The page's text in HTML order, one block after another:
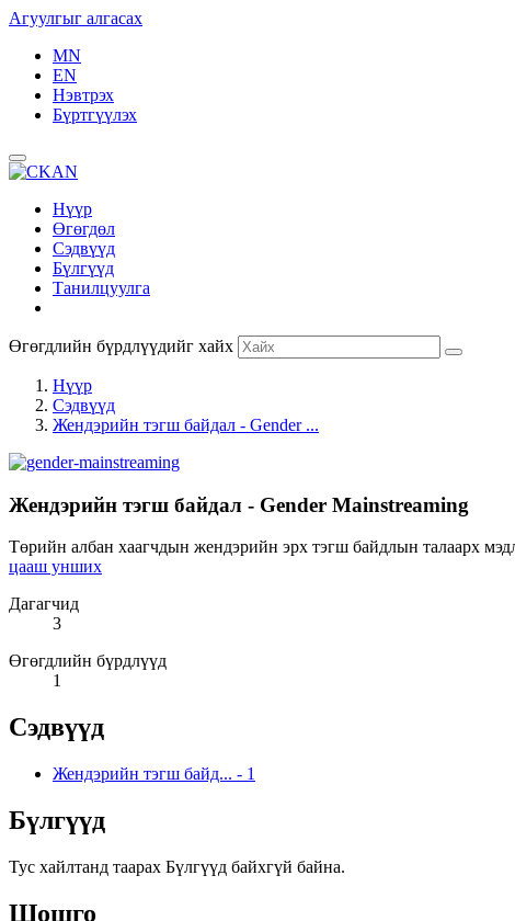
Агуулгыг алгасах
MN
EN
Нэвтрэх
Бүртгүүлэх
Нүүр
Өгөгдөл
Сэдвүүд
Бүлгүүд
Танилцуулга
Өгөгдлийн бүрдлүүдийг хайх
Нүүр
Сэдвүүд
Жендэрийн тэгш байдал - Gender ...
Жендэрийн тэгш байдал - Gender Mainstreaming
Төрийн албан хаагчдын жендэрийн эрх тэгш байдлын талаарх
цааш унших
Дагагчид
3
Өгөгдлийн бүрдлүүд
1
Сэдвүүд
Жендэрийн тэгш байд... - 1
Бүлгүүд
Тус хайлтанд таарах Бүлгүүд байхгүй байна.
Шошго